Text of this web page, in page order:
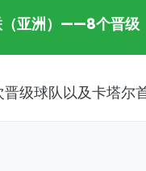
（亚洲）——8个晋级
级球队以及卡塔尔